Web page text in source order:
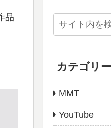
品
カテゴリー
MMT
YouTube